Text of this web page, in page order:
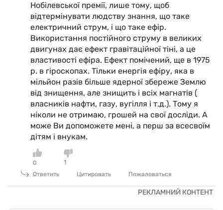
Нобілевської премії, лише тому, щоб
відтермінувати людству знання, що таке
електричний струм, і що таке ефір.
Використання постійного струму в великих
двигунах дає ефект гравітаційної тіні, а це
властивості ефіра. Ефект помічений, ще в 1975
р. в гіроскопах. Тільки енергія ефіру, яка в
мільйон разів більше ядерної збереже Землю
від знищення, але знищить і всіх магнатів (
власників нафти, газу, вугілля і т.д.). Тому я
ніколи не отримаю, грошей на свої досліди. А
може Ви допоможете мені, а перш за всесвоїм
дітям і внукам.
0
1
Ответить
Цитировать Пожаловаться